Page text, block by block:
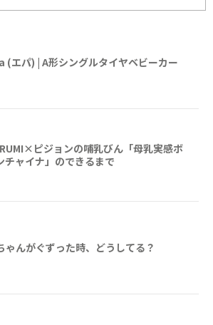
(エパ) | A形シングルタイヤベビーカー
ピジョンの哺乳びん「母乳実感ボ
チャイナ」のできるまで
ゃんがぐずった時、どうしてる？